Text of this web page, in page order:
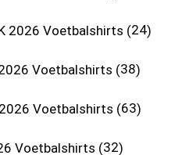
2026 Voetbalshirts 24
Voetbalshirts 38
Voetbalshirts 63
Voetbalshirts 32